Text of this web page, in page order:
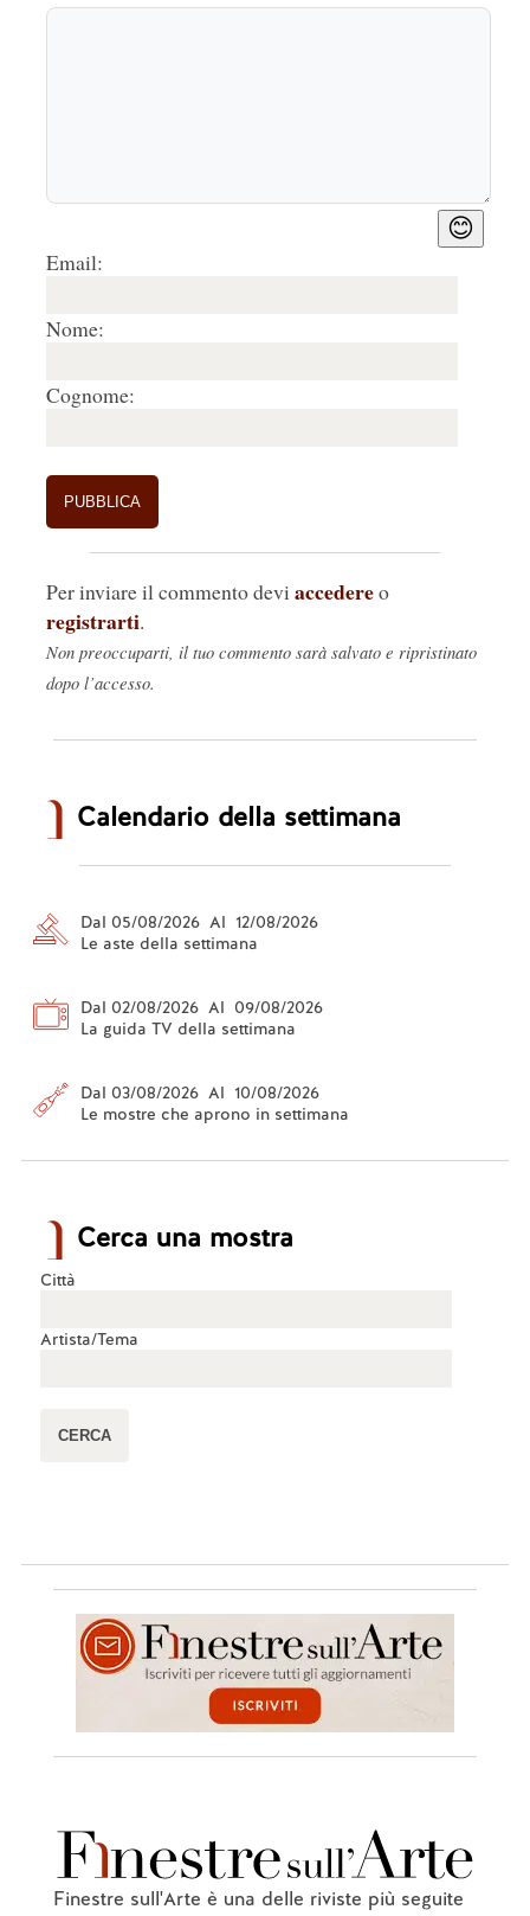
😊
Email:
Nome:
Cognome:
Per inviare il commento devi accedereo
registrarti.
Non preoccuparti, il tuo commento sarà salvato e ripristinato
dopo l’accesso.
Calendario della settimana
Dal 05/08/2026 Al 12/08/2026
Le aste della settimana
Dal 02/08/2026 Al 09/08/2026
La guida TV della settimana
Dal 03/08/2026 Al 10/08/2026
Le mostre che aprono in settimana
Cerca una mostra
Città
Artista/Tema
Finestre sull'Arte è una delle riviste più seguite